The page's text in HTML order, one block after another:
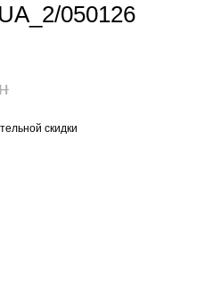
050126
скидки